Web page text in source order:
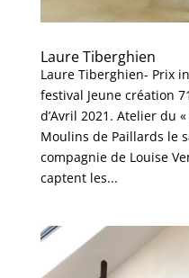
Laure Tiberghien
Laure Tiberghien- Prix
festival Jeune création
d’Avril 2021. Atelier du
Moulins de Paillards le
compagnie de Louise
captent les...